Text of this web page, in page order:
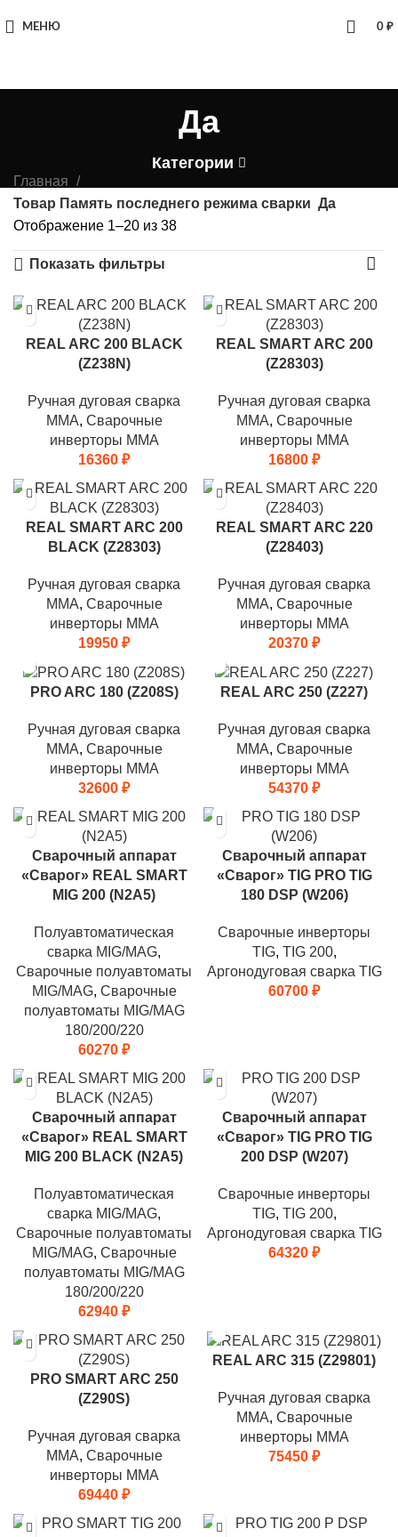
МЕНЮ 0 ₽
Да
Категории
Главная
Товар Память последнего режима сварки Да
Отображение 1–20 из 38
Показать фильтры
REAL ARC 200 BLACK
(Z238N)
Ручная дуговая сварка
MMA, Сварочные
инверторы MMA
16360 ₽
REAL SMART ARC 200
(Z28303)
Ручная дуговая сварка
MMA, Сварочные
инверторы MMA
16800 ₽
REAL SMART ARC 200
BLACK (Z28303)
Ручная дуговая сварка
MMA, Сварочные
инверторы MMA
19950 ₽
REAL SMART ARC 220
(Z28403)
Ручная дуговая сварка
MMA, Сварочные
инверторы MMA
20370 ₽
PRO ARC 180 (Z208S)
Ручная дуговая сварка
MMA, Сварочные
инверторы MMA
32600 ₽
REAL ARC 250 (Z227)
Ручная дуговая сварка
MMA, Сварочные
инверторы MMA
54370 ₽
Сварочный аппарат
«Сварог» REAL SMART
MIG 200 (N2A5)
Полуавтоматическая
сварка MIG/MAG,
Сварочные полуавтоматы
MIG/MAG, Сварочные
полуавтоматы MIG/MAG
180/200/220
60270 ₽
Сварочный аппарат
«Сварог» TIG PRO TIG
180 DSP (W206)
Сварочные инверторы
TIG, TIG 200,
Аргонодуговая сварка TIG
60700 ₽
Сварочный аппарат
«Сварог» REAL SMART
MIG 200 BLACK (N2A5)
Полуавтоматическая
сварка MIG/MAG,
Сварочные полуавтоматы
MIG/MAG, Сварочные
полуавтоматы MIG/MAG
180/200/220
62940 ₽
Сварочный аппарат
«Сварог» TIG PRO TIG
200 DSP (W207)
Сварочные инверторы
TIG, TIG 200,
Аргонодуговая сварка TIG
64320 ₽
PRO SMART ARC 250
(Z290S)
Ручная дуговая сварка
MMA, Сварочные
инверторы MMA
69440 ₽
REAL ARC 315 (Z29801)
Ручная дуговая сварка
MMA, Сварочные
инверторы MMA
75450 ₽